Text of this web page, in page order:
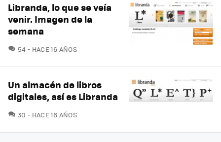
Libranda, lo que se veía
venir. Imagen de la
semana
54 COMENTARIOS
HACE 16 AÑOS
Un almacén de libros
digitales, así es Libranda
30 COMENTARIOS
HACE 16 AÑOS